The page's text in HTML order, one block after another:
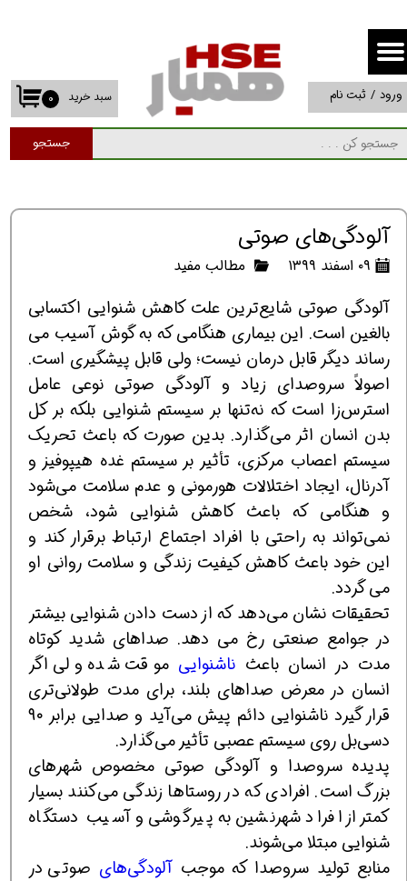
جستجو
۰ سبد خرید ورود / ثبت نام
حساب کاربری من
تغییر گذر واژه
سفارشات
آلودگی‌های صوتی
۰۹ اسفند ۱۳۹۹ مطالب مفید
آلودگی صوتی شایع‌ترین علت کاهش شنوایی اکتسابی
بالغین است. این بیماری هنگامی که به گوش آسیب می
رساند دیگر قابل درمان نیست؛ ولی قابل پیشگیری است.
اصولاً سروصدای زیاد و آلودگی صوتی نوعی عامل
استرس‌زا است که نه‌تنها بر سیستم شنوایی بلکه بر کل
بدن انسان اثر می‌گذارد. بدین صورت که باعث تحریک
سیستم اعصاب مرکزی، تأثیر بر سیستم غده هیپوفیز و
آدرنال، ‌ایجاد اختلالات هورمونی و عدم سلامت می‌شود
و هنگامی که باعث کاهش شنوایی شود، شخص
نمی‌تواند به راحتی با افراد اجتماع ارتباط برقرار کند و
این خود باعث کاهش کیفیت زندگی و سلامت روانی او
می گردد.
تحقیقات نشان می‌دهد که از دست دادن شنوایی بیشتر
در جوامع صنعتی رخ می دهد. صدا‌های شدید کوتاه
مدت در انسان باعث ناشنواییموقت شده ولی اگر
انسان در معرض صداهای بلند، برای مدت طولانی‌تری
قرار گیرد ناشنوایی دائم پیش می‌آید و صدایی برابر ۹۰
دسی‌بل روی سیستم عصبی تأثیر می‌گذارد.
پدیده سروصدا و آلودگی صوتی مخصوص شهرهای
بزرگ است. افرادی که در روستاها زندگی می‌کنند بسیار
کمتر از افراد شهرنشین به پیرگوشی و آسیب دستگاه
شنوایی مبتلا می‌شوند.
منابع تولید سروصدا که موجبآلودگی‌های صوتی در